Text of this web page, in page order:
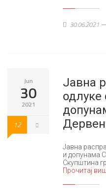
30.06.2021
Jun
30
2021
12
Јавна
одлуке
Јавна
и
Скупштина
Прочитај